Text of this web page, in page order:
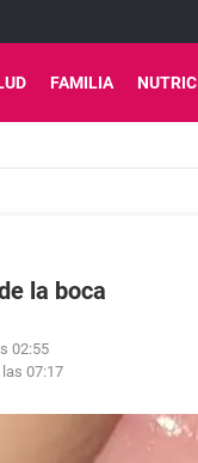
FAMILIA
la boca
02:55
07:17